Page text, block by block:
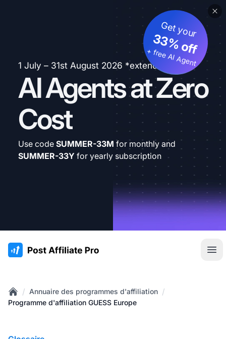
1 July – 31st August 2026 *extended
AI Agents at Zero
Cost
Get your
33% off
+ free AI Agent
Use code SUMMER-33M for monthly and
SUMMER-33Y for yearly subscription
:site.title
Home
/ Annuaire des programmes d'affiliation /
Programme d'affiliation GUESS Europe